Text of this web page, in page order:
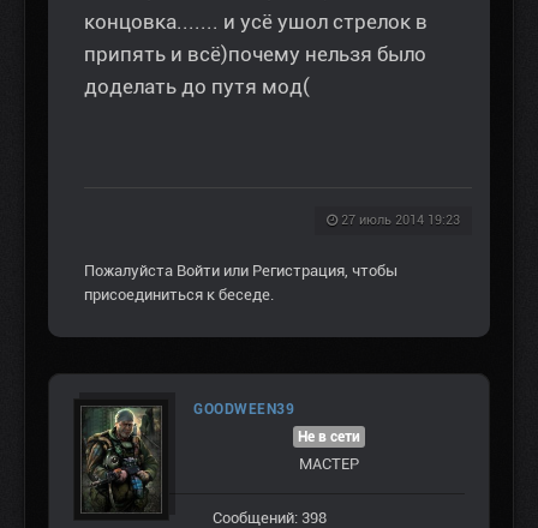
концовка....... и усё ушол стрелок в
припять и всё)почему нельзя было
доделать до путя мод(
27 июль 2014 19:23
Пожалуйста Войти или Регистрация , чтобы
присоединиться к беседе.
GOODWEEN39
Не в сети
МАСТЕР
Сообщений: 398